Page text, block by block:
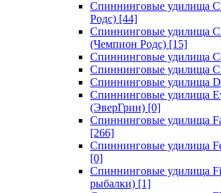
Спиннинговые удилища
Родс) [44]
Спиннинговые удилища
(Чемпион Родс) [15]
Спиннинговые удилища
Спиннинговые удилища
Спиннинговые удилища
Спиннинговые удилища
(ЭверГрин) [0]
Спиннинговые удилища
[266]
Спиннинговые удилища
[0]
Спиннинговые удилища
рыбалки) [1]